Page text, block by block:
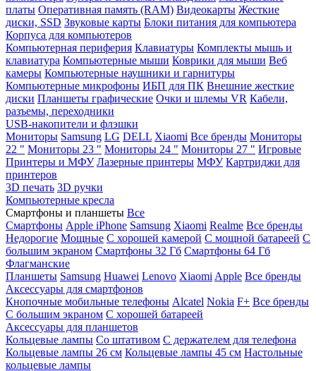
платы Оперативная память (RAM) Видеокарты Жесткие
диски, SSD Звуковые карты Блоки питания для компьютера
Корпуса для компьютеров
Компьютерная периферия Клавиатуры Комплекты мышь и
клавиатура Компьютерные мыши Коврики для мыши Веб
камеры Компьютерные наушники и гарнитуры
Компьютерные микрофоны ИБП для ПК Внешние жесткие
диски Планшеты графические Очки и шлемы VR Кабели,
разъемы, переходники
USB-накопители и флэшки
Мониторы Samsung LG DELL Xiaomi Все бренды Мониторы
22 " Мониторы 23 " Мониторы 24 " Мониторы 27 " Игровые
Принтеры и МФУ Лазерные принтеры МФУ Картриджи для
принтеров
3D печать 3D ручки
Компьютерные кресла
Смартфоны и планшеты Все
Смартфоны Apple iPhone Samsung Xiaomi Realme Все бренды
Недорогие Мощные С хорошей камерой С мощной батареей С
большим экраном Смартфоны 32 Гб Смартфоны 64 Гб
Флагманские
Планшеты Samsung Huawei Lenovo Xiaomi Apple Все бренды
Аксессуары для смартфонов
Кнопочные мобильные телефоны Alcatel Nokia F+ Все бренды
С большим экраном С хорошей батареей
Аксессуары для планшетов
Кольцевые лампы Со штативом C держателем для телефона
Кольцевые лампы 26 см Кольцевые лампы 45 см Настольные
кольцевые лампы